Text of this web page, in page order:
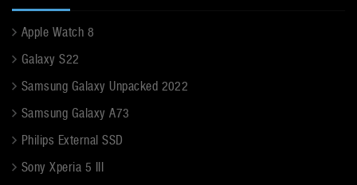
Apple Watch 8
Galaxy S22
Samsung Galaxy Unpacked 2022
Samsung Galaxy A73
Philips External SSD
Sony Xperia 5 III